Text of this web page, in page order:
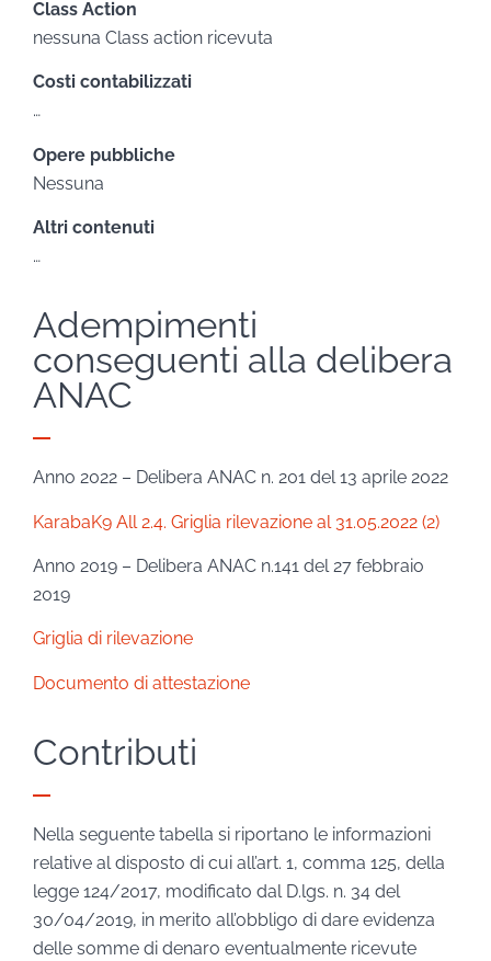
Class Action
nessuna Class action ricevuta
Costi contabilizzati
…
Opere pubbliche
Nessuna
Altri contenuti
…
Adempimenti
conseguenti alla delibera
ANAC
Anno 2022 – Delibera ANAC n. 201 del 13 aprile 2022
KarabaK9 All 2.4. Griglia rilevazione al 31.05.2022 (2)
Anno 2019 – Delibera ANAC n.141 del 27 febbraio
2019
Griglia di rilevazione
Documento di attestazione
Contributi
Nella seguente tabella si riportano le informazioni
relative al disposto di cui all’art. 1, comma 125, della
legge 124/2017, modificato dal D.lgs. n. 34 del
30/04/2019, in merito all’obbligo di dare evidenza
delle somme di denaro eventualmente ricevute